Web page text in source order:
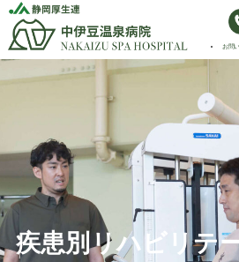
ご利用案内
病院情報
医療機関の皆様へ
お問
疾患別リハビリテ